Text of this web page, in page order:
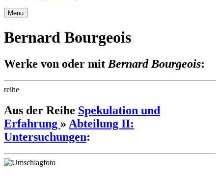
Menu
Bernard Bourgeois
Werke von oder mit Bernard Bourgeois:
reihe
Aus der Reihe Spekulation und
Erfahrung » Abteilung II:
Untersuchungen: